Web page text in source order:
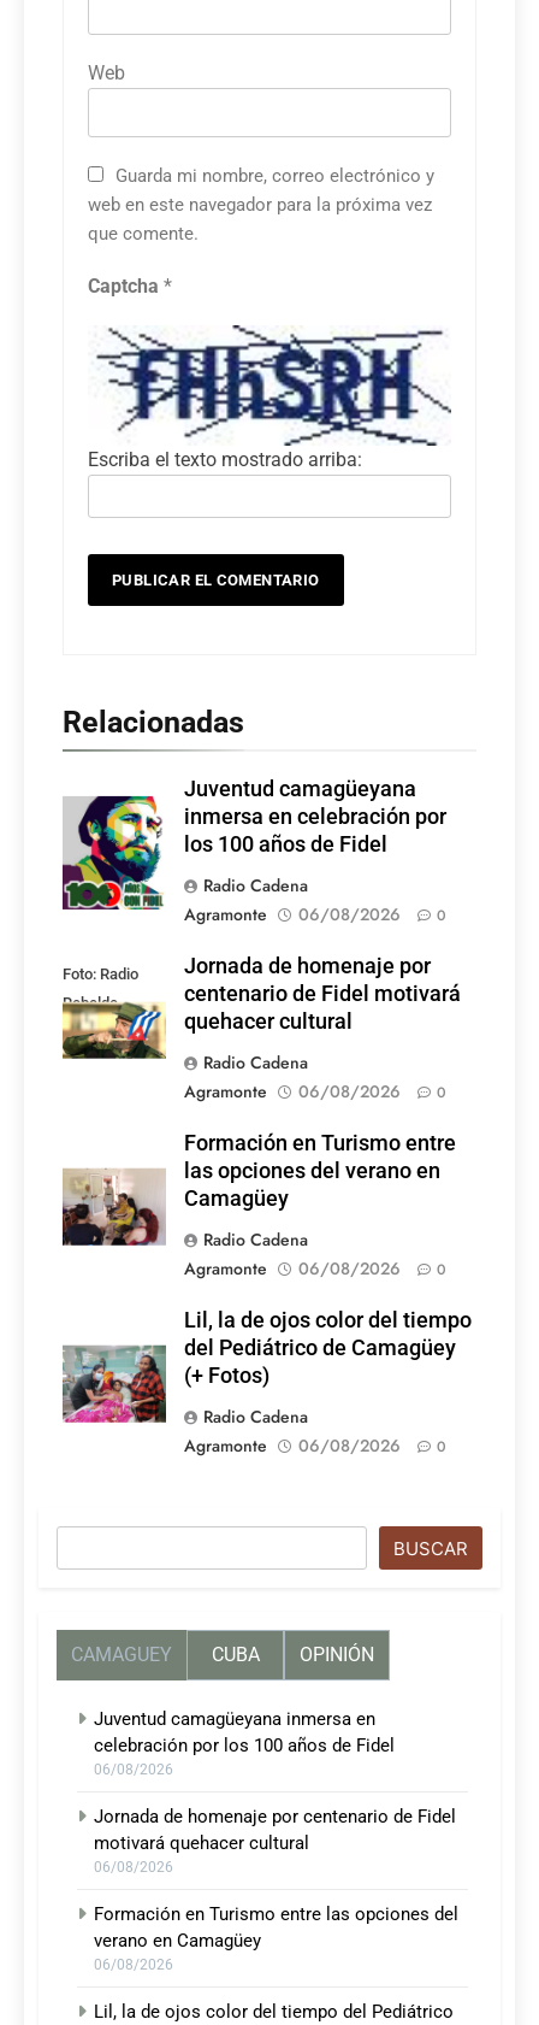
Web
Guarda mi nombre, correo electrónico y
web en este navegador para la próxima vez
que comente.
Captcha *
Escriba el texto mostrado arriba:
Relacionadas
Foto: Internet
Juventud camagüeyana
inmersa en celebración por
los 100 años de Fidel
Radio Cadena
Agramonte
06/08/2026 0
Foto: Radio
Rebelde
Jornada de homenaje por
centenario de Fidel motivará
quehacer cultural
Radio Cadena
Agramonte
06/08/2026 0
Formación en Turismo entre
las opciones del verano en
Camagüey
Radio Cadena
Agramonte
06/08/2026 0
Lil, la de ojos color del tiempo
del Pediátrico de Camagüey
(+ Fotos)
Radio Cadena
Agramonte
06/08/2026 0
BUSCAR
CAMAGUEY CUBA OPINIÓN
Juventud camagüeyana inmersa en
celebración por los 100 años de Fidel
06/08/2026
Jornada de homenaje por centenario de Fidel
motivará quehacer cultural
06/08/2026
Formación en Turismo entre las opciones del
verano en Camagüey
06/08/2026
Lil, la de ojos color del tiempo del Pediátrico